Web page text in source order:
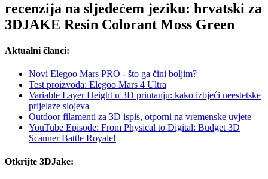
recenzija na sljedećem jeziku: hrvatski za
3DJAKE Resin Colorant Moss Green
Aktualni članci:
Novi Elegoo Mars PRO - što ga čini boljim?
Test proizvoda: Elegoo Mars 4 Ultra
Variable Layer Height u 3D printanju: kako izbjeći neestetske
prijelaze slojeva
Outdoor filamenti za 3D ispis, otporni na vremenske uvjete
YouTube Episode: From Physical to Digital: Budget 3D
Scanner Battle Royale!
Otkrijte 3DJake: